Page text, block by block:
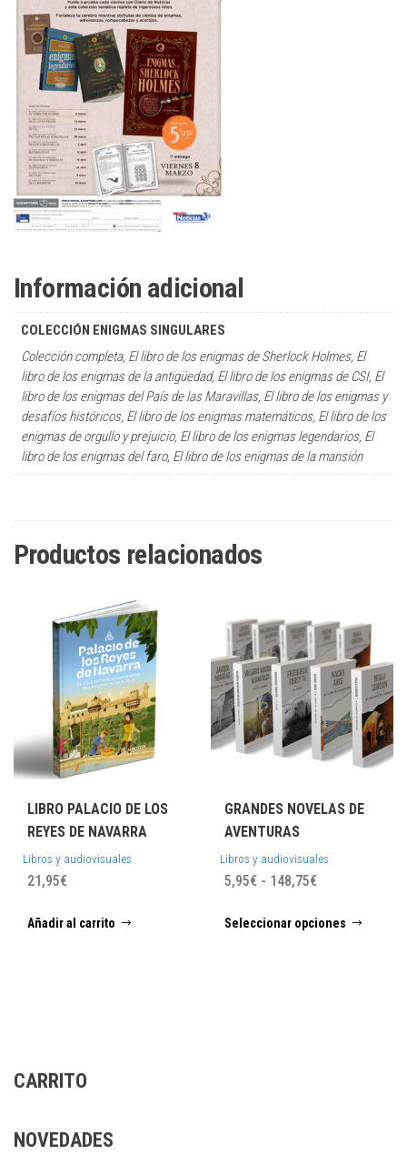
Información adicional
COLECCIÓN ENIGMAS SINGULARES
Colección completa, El libro de los enigmas de Sherlock Holmes, El
libro de los enigmas de la antigüedad, El libro de los enigmas de CSI, El
libro de los enigmas del País de las Maravillas, El libro de los enigmas y
desafíos históricos, El libro de los enigmas matemáticos, El libro de los
enigmas de orgullo y prejuicio, El libro de los enigmas legendarios, El
libro de los enigmas del faro, El libro de los enigmas de la mansión
Productos relacionados
LIBRO PALACIO DE LOS
REYES DE NAVARRA
Libros y audiovisuales
21,95€
Añadir al carrito
GRANDES NOVELAS DE
AVENTURAS
Libros y audiovisuales
5,95€ - 148,75€Rango
precios:
Seleccionar opciones
CARRITO
NOVEDADES